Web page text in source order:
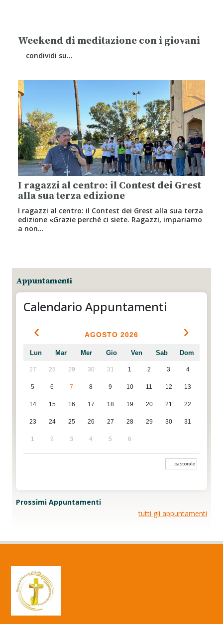
Weekend di meditazione con i giovani
condividi su…
I ragazzi al centro: il Contest dei Grest
alla sua terza edizione
I ragazzi al centro: il Contest dei Grest alla sua terza
edizione «Grazie perché ci siete. Ragazzi, impariamo
a non…
Appuntamenti
Calendario Appuntamenti
‹ AGOSTO 2026 ›
Lun Mar Mer Gio Ven Sab Dom
27 28 29 30 31 1 2 3 4
5 6 7 8 9 10 11 12 13
14 15 16 17 18 19 20 21 22
23 24 25 26 27 28 29 30 31
1 2 3 4 5 6
pastorale
Prossimi Appuntamenti
tutti gli appuntamenti